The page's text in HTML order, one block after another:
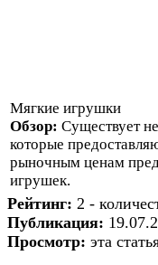
Мягкие игрушки
Обзор: Существует
которые
рыночным ценам
игрушек.
Рейтинг: 2 -
Публикация:
Просмотр: эта